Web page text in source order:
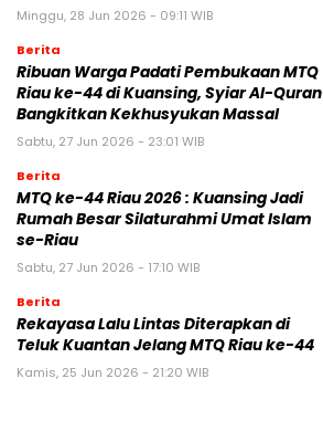
Minggu, 28 Jun 2026 - 09:11 WIB
Berita
Ribuan Warga Padati Pembukaan MTQ
Riau ke-44 di Kuansing, Syiar Al-Quran
Bangkitkan Kekhusyukan Massal
Sabtu, 27 Jun 2026 - 23:01 WIB
Berita
MTQ ke-44 Riau 2026 : Kuansing Jadi
Rumah Besar Silaturahmi Umat Islam
se-Riau
Sabtu, 27 Jun 2026 - 17:10 WIB
Berita
Rekayasa Lalu Lintas Diterapkan di
Teluk Kuantan Jelang MTQ Riau ke-44
Kamis, 25 Jun 2026 - 21:20 WIB